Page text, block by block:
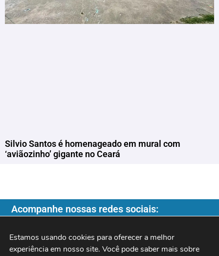
Silvio Santos é homenageado em mural com
‘aviãozinho’ gigante no Ceará
Acompanhe nossas redes sociais:
Estamos usando cookies para oferecer a melhor
experiência em nosso site. Você pode saber mais sobre